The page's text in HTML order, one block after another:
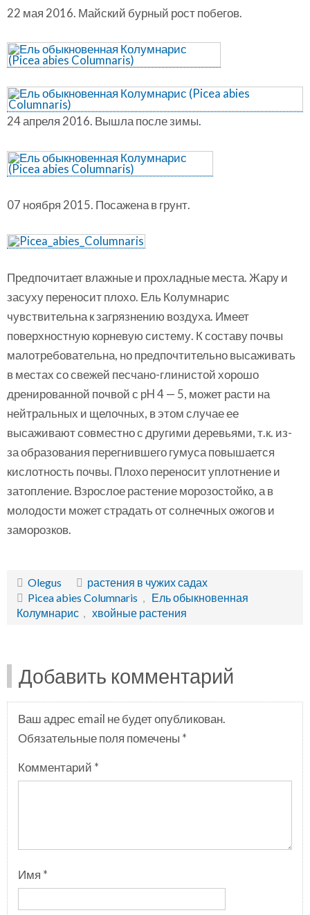
22 мая 2016. Майский бурный рост побегов.
24 апреля 2016. Вышла после зимы.
07 ноября 2015. Посажена в грунт.
Предпочитает влажные и прохладные места. Жару и
засуху переносит плохо. Ель Колумнарис
чувствительна к загрязнению воздуха. Имеет
поверхностную корневую систему. К составу почвы
малотребовательна, но предпочтительно высаживать
в местах со свежей песчано-глинистой хорошо
дренированной почвой с pH 4 — 5, может расти на
нейтральных и щелочных, в этом случае ее
высаживают совместно с другими деревьями, т.к. из-
за образования перегнившего гумуса повышается
кислотность почвы. Плохо переносит уплотнение и
затопление. Взрослое растение морозостойко, а в
молодости может страдать от солнечных ожогов и
заморозков.
Olegus
растения в чужих садах
Picea abies Columnaris
Ель обыкновенная
Колумнарис
хвойные растения
Добавить комментарий
Ваш адрес email не будет опубликован.
Обязательные поля помечены *
Комментарий *
Имя *